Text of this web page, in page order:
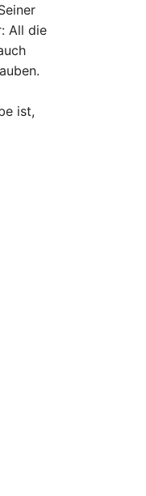
All die
ist,